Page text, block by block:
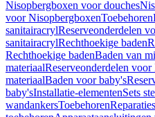
Nisopbergboxen voor douches
voor NisopbergboxenToebehoren
sanitairacrylReserveonderdelen
sanitairacrylRechthoekige baden
Rechthoekige badenBaden van
materiaalReserveonderdelen
materiaalBaden voor baby's
baby'sInstallatie-elementenSets
wandankersToebehoren